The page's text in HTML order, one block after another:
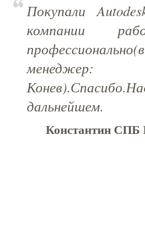
Покупали
компании
дальнейшем.
Константин